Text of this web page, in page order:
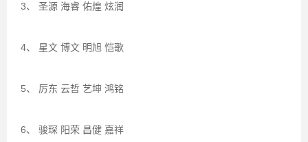
3、 圣源 海睿 佑煌 炫润
4、 星文 博文 明旭 恺歌
5、 厉东 云哲 艺坤 鸿铭
6、 骏琛 阳荣 昌健 嘉祥